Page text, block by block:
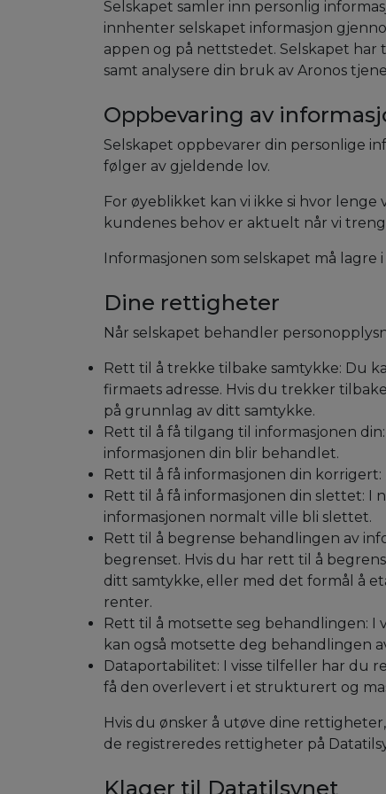
Selskapet samler inn personlig
innhenter selskapet informasjon
appen og på nettstedet. Selskapet
samt analysere din bruk av Aronos
Oppbevaring av
Selskapet oppbevarer din personlige
følger av gjeldende lov.
For øyeblikket kan vi ikke si hvor
kundenes behov er aktuelt når vi
Informasjonen som selskapet må
Dine rettigheter
Når selskapet behandler
Rett til å trekke tilbake samtykke: Du
firmaets adresse. Hvis du trekker
på grunnlag av ditt samtykke.
Rett til å få tilgang til informasjonen
informasjonen din blir behandlet.
Rett til å få informasjonen din
Rett til å få informasjonen din slettet:
informasjonen normalt ville bli slettet.
Rett til å begrense behandlingen av
begrenset. Hvis du har rett til å
ditt samtykke, eller med det formål å
renter.
Rett til å motsette seg behandlingen: I
kan også motsette deg behandlingen
Dataportabilitet: I visse tilfeller har du
få den overlevert i et strukturert og
Hvis du ønsker å utøve dine
de registreredes rettigheter på
Klager til Datatilsynet